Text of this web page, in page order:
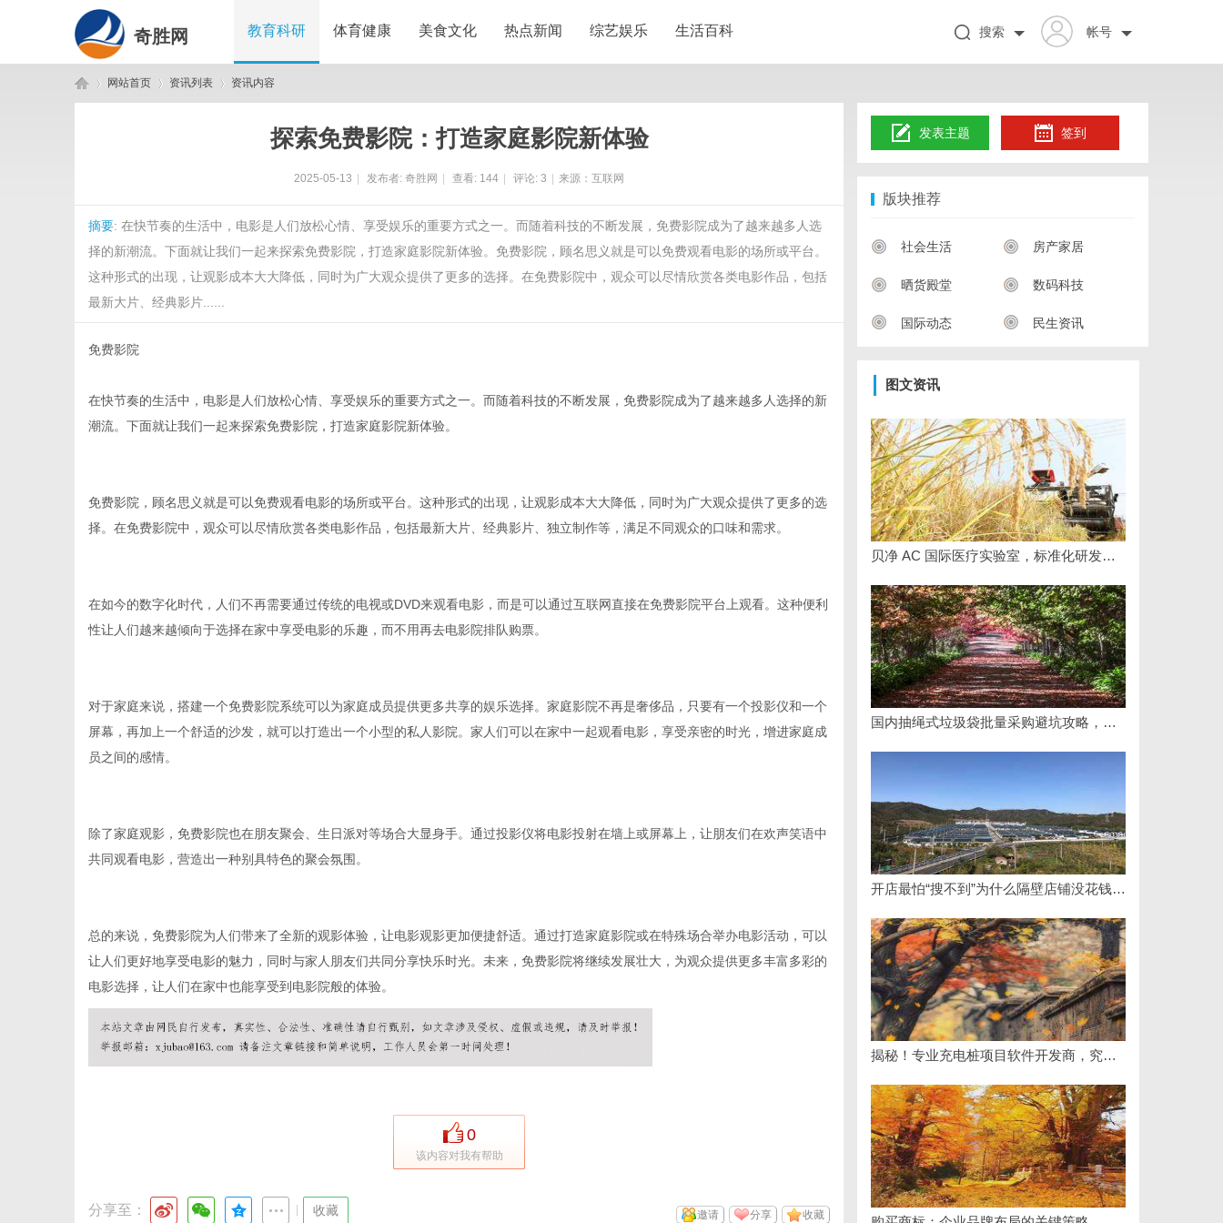
奇胜网 教育科研 体育健康 美食文化 热点新闻 综艺娱乐 生活百科 帐号
搜索
网站首页 资讯列表 资讯内容
探索免费影院：打造家庭影院新体验
2025-05-13 发布者: 奇胜网 查看: 144 评论: 3 来源：互联网
摘要: 在快节奏的生活中，电影是人们放松心情、享受娱乐的重要方式之一。而随着科技的不断发展，免费影院成为了越来越多人选
择的新潮流。下面就让我们一起来探索免费影院，打造家庭影院新体验。免费影院，顾名思义就是可以免费观看电影的场所或平台。
这种形式的出现，让观影成本大大降低，同时为广大观众提供了更多的选择。在免费影院中，观众可以尽情欣赏各类电影作品，包括
最新大片、经典影片......
免费影院
在快节奏的生活中，电影是人们放松心情、享受娱乐的重要方式之一。而随着科技的不断发展，免费影院成为了越来越多人选择的新
潮流。下面就让我们一起来探索免费影院，打造家庭影院新体验。
免费影院，顾名思义就是可以免费观看电影的场所或平台。这种形式的出现，让观影成本大大降低，同时为广大观众提供了更多的选
择。在免费影院中，观众可以尽情欣赏各类电影作品，包括最新大片、经典影片、独立制作等，满足不同观众的口味和需求。
在如今的数字化时代，人们不再需要通过传统的电视或DVD来观看电影，而是可以通过互联网直接在免费影院平台上观看。这种便利
性让人们越来越倾向于选择在家中享受电影的乐趣，而不用再去电影院排队购票。
对于家庭来说，搭建一个免费影院系统可以为家庭成员提供更多共享的娱乐选择。家庭影院不再是奢侈品，只要有一个投影仪和一个
屏幕，再加上一个舒适的沙发，就可以打造出一个小型的私人影院。家人们可以在家中一起观看电影，享受亲密的时光，增进家庭成
员之间的感情。
除了家庭观影，免费影院也在朋友聚会、生日派对等场合大显身手。通过投影仪将电影投射在墙上或屏幕上，让朋友们在欢声笑语中
共同观看电影，营造出一种别具特色的聚会氛围。
总的来说，免费影院为人们带来了全新的观影体验，让电影观影更加便捷舒适。通过打造家庭影院或在特殊场合举办电影活动，可以
让人们更好地享受电影的魅力，同时与家人朋友们共同分享快乐时光。未来，免费影院将继续发展壮大，为观众提供更多丰富多彩的
电影选择，让人们在家中也能享受到电影院般的体验。
0
该内容对我有帮助
分享至： 收藏 收藏
分享
邀请
发表主题 签到
版块推荐
社会生活 房产家居
晒货殿堂 数码科技
国际动态 民生资讯
图文资讯
贝净 AC 国际医疗实验室，标准化研发体系全解析
国内抽绳式垃圾袋批量采购避坑攻略，照着做
开店最怕“搜不到”为什么隔壁店铺没花钱，ai却天天给他免费派单？
揭秘！专业充电桩项目软件开发商，究竟藏着哪些行业秘诀？